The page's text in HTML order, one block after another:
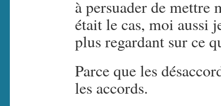
à persuader de mettre
était le cas, moi aussi
plus regardant sur ce
Parce que les
les accords.